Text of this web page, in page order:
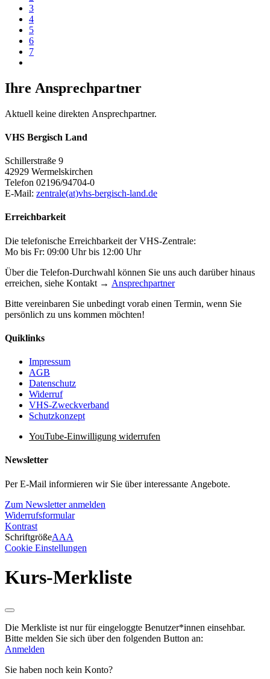
3
4
5
6
7
Ihre Ansprechpartner
Aktuell keine direkten Ansprechpartner.
VHS Bergisch Land
Schillerstraße 9
42929 Wermelskirchen
Telefon 02196/94704-0
E-Mail: zentrale(at)vhs-bergisch-land.de
Erreichbarkeit
Die telefonische Erreichbarkeit der VHS-Zentrale:
Mo bis Fr: 09:00 Uhr bis 12:00 Uhr
Über die Telefon-Durchwahl können Sie uns auch darüber hinaus
erreichen, siehe Kontakt → Ansprechpartner
Bitte vereinbaren Sie unbedingt vorab einen Termin, wenn Sie
persönlich zu uns kommen möchten!
Quiklinks
Impressum
AGB
Datenschutz
Widerruf
VHS-Zweckverband
Schutzkonzept
YouTube-Einwilligung widerrufen
Newsletter
Per E-Mail informieren wir Sie über interessante Angebote.
Zum Newsletter anmelden
Widerrufsformular
Kontrast
SchriftgrößeAAA
Cookie Einstellungen
Kurs-Merkliste
Die Merkliste ist nur für eingeloggte Benutzer*innen einsehbar.
Bitte melden Sie sich über den folgenden Button an:
Anmelden
Sie haben noch kein Konto?